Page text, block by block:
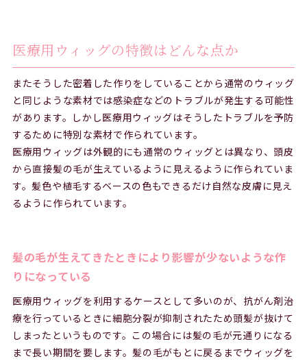
医療用ウィッグの特徴はどんな点か
またそうした密着した作りをしていることから通常のウィッグ
と同じような素材では感染症などのトラブルが発生する可能性
があります。しかし医療用ウィッグはそうしたトラブルを予防
するために特別な素材で作られています。
医療用ウィッグは外観的にも通常のウィッグとは異なり、頭皮
から直接髪の毛が生えているように見えるように作られていま
す。髪色や植毛するベースの色もできるだけ自然な皮膚に見え
るように作られています。
髪の毛が生えてきたときにより影響が少ないような作
りになっている
医療用ウィッグを利用するケースとして多いのが、抗がん剤治
療を行っているときに細胞分裂が抑制されたため頭髪が抜けて
しまったというものです。この場合には髪の毛が元通りになる
まで長い期間を要します。髪の毛がもとに戻るまでウィッグを